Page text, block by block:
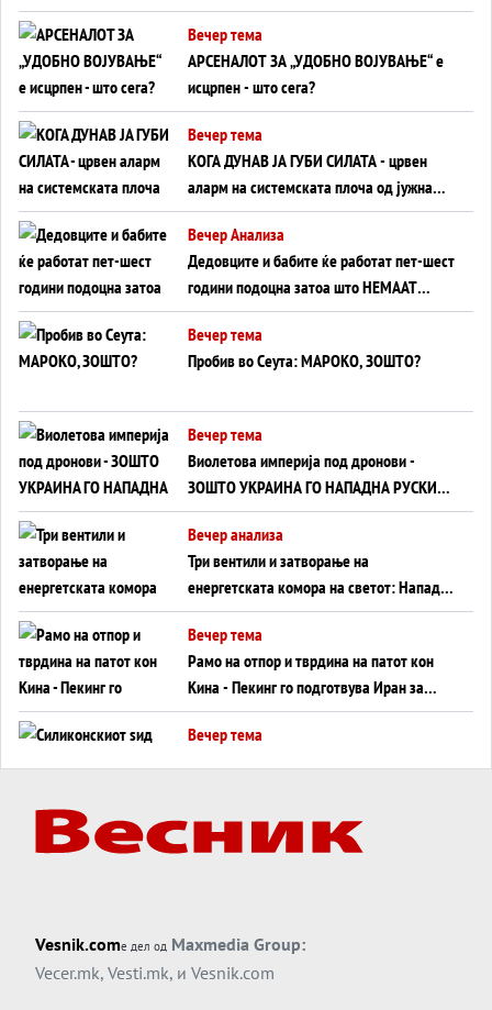
БЕЗ ФРОНТ
Вечер тема
АРСЕНАЛОТ ЗА „УДОБНО ВОЈУВАЊЕ“ е
исцрпен - што сега?
Вечер тема
КОГА ДУНАВ ЈА ГУБИ СИЛАТА - црвен
аларм на системската плоча од јужна
Германија до Црното Море...
Вечер Анализа
Дедовците и бабите ќе работат пет-шест
години подоцна затоа што НЕМААТ
ВНУЦИ ДА ГИ ЗАМЕНАТ
Вечер тема
Пробив во Сеута: МАРОКО, ЗОШТО?
Вечер тема
Виолетова империја под дронови -
ЗОШТО УКРАИНА ГО НАПАДНА РУСКИОТ
WILDBERRIES
Вечер анализа
Три вентили и затворање на
енергетската комора на светот: Нападот
во Суец најавува глобален енергетски
инфаркт?
Вечер тема
Рамо на отпор и тврдина на патот кон
Кина - Пекинг го подготвува Иран за
американска копнена инвазија
Вечер тема
Вечер тема
Трамп тврди дека повторно „разговара“
Вечер тема
ДЛАБОКО УДОЛУ: Сметководствените
трикови што го соборија ЕНРОН ги
Vesnik.comе дел од Maxmedia Group:
Vecer.mk, Vesti.mk, и Vesnik.com